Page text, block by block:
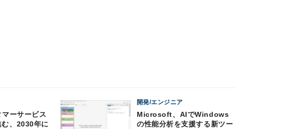
ーサービス
、2030年に
開発/エンジニア
Microsoft、AIでWindows
の性能分析を支援する新ツー